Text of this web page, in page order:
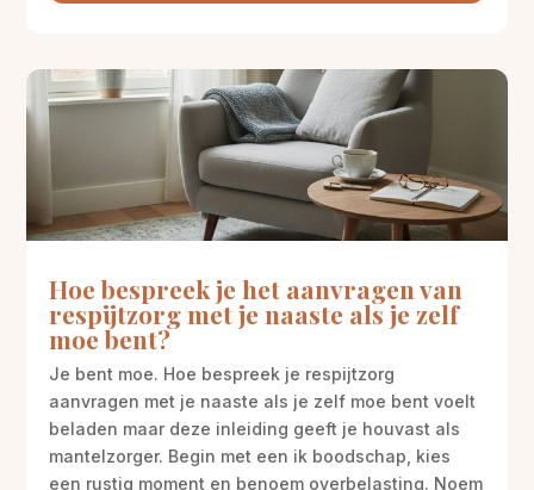
Hoe bespreek je het aanvragen van
respijtzorg met je naaste als je zelf
moe bent?
Je bent moe. Hoe bespreek je respijtzorg
aanvragen met je naaste als je zelf moe bent voelt
beladen maar deze inleiding geeft je houvast als
mantelzorger. Begin met een ik boodschap, kies
een rustig moment en benoem overbelasting. Noem